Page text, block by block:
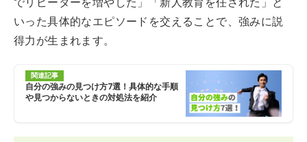
いった具体的なエピソードを交えることで、強みに説
得力が生まれます。
関連記事
自分の強みの見つけ方7選！具体的な手順
や見つからないときの対処法を紹介